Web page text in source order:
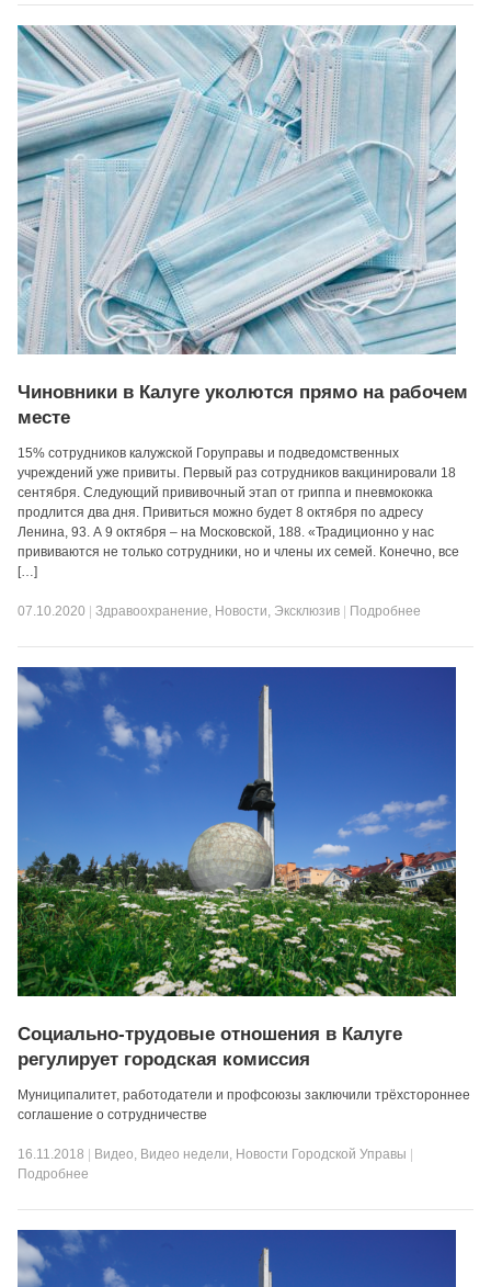
Чиновники в Калуге уколются прямо на рабочем
месте
15% сотрудников калужской Горуправы и подведомственных
учреждений уже привиты. Первый раз сотрудников вакцинировали 18
сентября. Следующий прививочный этап от гриппа и пневмококка
продлится два дня. Привиться можно будет 8 октября по адресу
Ленина, 93. А 9 октября – на Московской, 188. «Традиционно у нас
прививаются не только сотрудники, но и члены их семей. Конечно, все
[…]
07.10.2020 |Здравоохранение, Новости, Эксклюзив Подробнее
Социально-трудовые отношения в Калуге
регулирует городская комиссия
Муниципалитет, работодатели и профсоюзы заключили трёхстороннее
соглашение о сотрудничестве
16.11.2018 Видео, Видео недели, Новости Городской Управы
Подробнее